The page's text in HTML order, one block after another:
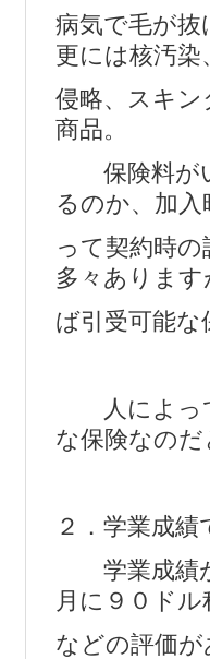
病気で毛が
更には核汚染
侵略、スキ
商品。
保険料がい
るのか、加
って契約時
多々ありま
ば引受可能な
人によって
な保険なのだ
２．学業成績
学業成績が
月に９０ドル
などの評価